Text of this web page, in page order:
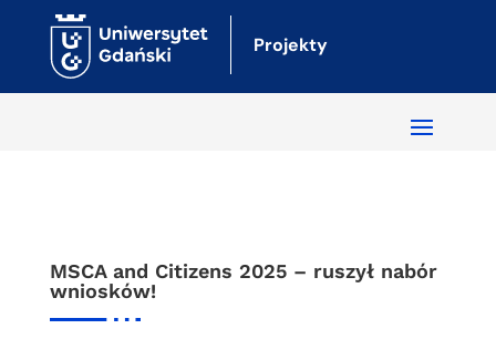
Projekty
MSCA and Citizens 2025 – ruszył nabór
wniosków!